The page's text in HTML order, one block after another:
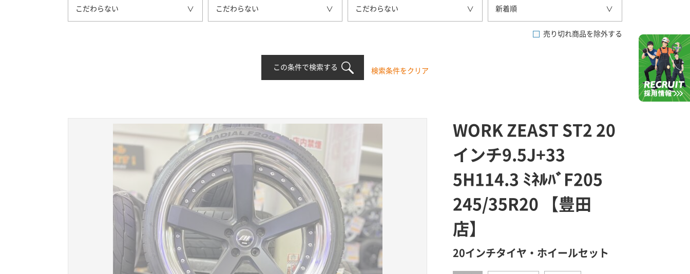
こだわらない こだわらない こだわらない 新着順
売り切れ商品を除外する
この条件で検索する 検索条件をクリア
WORK ZEAST ST2 20
インチ9.5J+33
5H114.3 ﾐﾈﾙﾊﾞF205
245/35R20 【豊田
店】
20インチタイヤ・ホイールセット